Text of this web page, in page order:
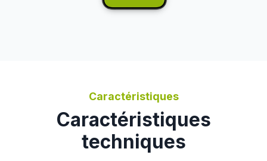
Caractéristiques
Caractéristiques
techniques